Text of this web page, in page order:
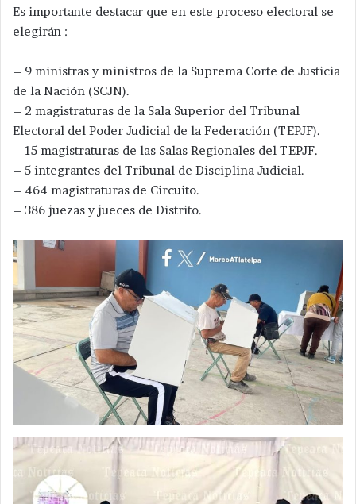
Es importante destacar que en este proceso electoral se
elegirán :
– 9 ministras y ministros de la Suprema Corte de Justicia
de la Nación (SCJN).​
– 2 magistraturas de la Sala Superior del Tribunal
Electoral del Poder Judicial de la Federación (TEPJF).​
– 15 magistraturas de las Salas Regionales del TEPJF.​
– 5 integrantes del Tribunal de Disciplina Judicial.​
– 464 magistraturas de Circuito.​
– 386 juezas y jueces de Distrito.​